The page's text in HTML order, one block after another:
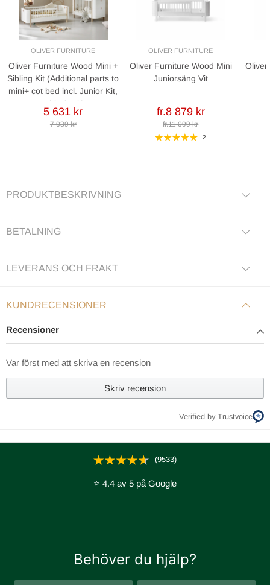
OLIVER FURNITURE
Oliver Furniture Wood Mini +
Sibling Kit (Additional parts to
mini+ cot bed incl. Junior Kit,
White/Oak)
5 631 kr
7 039 kr
OLIVER FURNITURE
Oliver Furniture Wood Mini
Juniorsäng Vit
fr.8 879 kr
fr.11 099 kr
2
Oliver
PRODUKTBESKRIVNING
BETALNING
LEVERANS OCH FRAKT
KUNDRECENSIONER
Recensioner
Var först med att skriva en recension
Skriv recension
Verified by Trustvoice
(9533)
⭐ 4.4 av 5 på Google
Behöver du hjälp?